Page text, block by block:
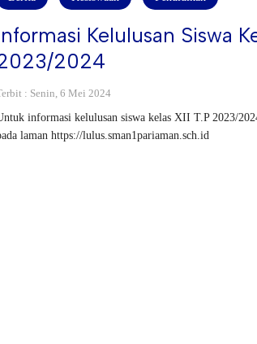
Kelulusan Siswa
2024
: Senin, 6 Mei 2024
informasi kelulusan siswa kelas XII T.P 2023/
laman https://lulus.sman1pariaman.sch.id